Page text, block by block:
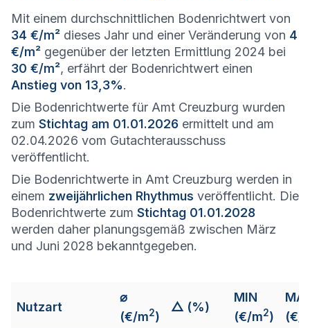
Mit einem durchschnittlichen Bodenrichtwert von
34 €/m² dieses Jahr und einer Veränderung von 4
€/m² gegenüber der letzten Ermittlung 2024 bei
30 €/m², erfährt der Bodenrichtwert einen
Anstieg von 13,3%.
Die Bodenrichtwerte für Amt Creuzburg wurden
zum Stichtag am 01.01.2026 ermittelt und am
02.04.2026 vom Gutachterausschuss
veröffentlicht.
Die Bodenrichtwerte in Amt Creuzburg werden in
einem zweijährlichen Rhythmus veröffentlicht. Die
Bodenrichtwerte zum Stichtag 01.01.2028
werden daher planungsgemäß zwischen März
und Juni 2028 bekanntgegeben.
Nutzart
⌀
(€/m2)
△ (%)
MIN
(€/m2)
(€/